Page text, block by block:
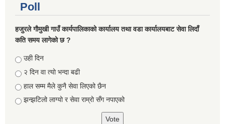
Poll
हजुरले गौमुखी गाउँ कार्यपालिकाको कार्यालय तथा वडा कार्यालयबाट सेवा लिदाँ
कति समय लागेको छ ?
Choices
उही दिन
२ दिन वा त्यो भन्दा बढी
हाल सम्म मैले कुनै सेवा लिएको छैन
झन्झटिलो लाग्यो र सेवा राम्रो सँग नपाएको